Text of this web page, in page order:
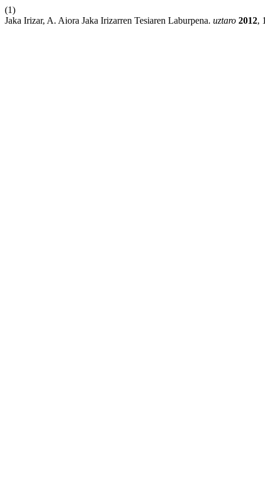
(1)
Jaka Irizar, A. Aiora Jaka Irizarren Tesiaren Laburpena. uztaro 2012,